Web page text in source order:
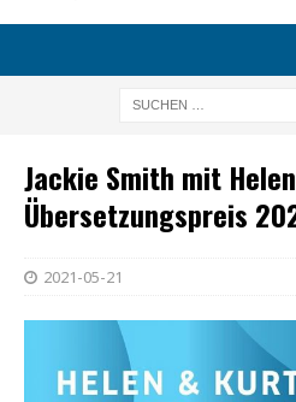
Jackie Smith mit
Übersetzungspreis
2021-05-21